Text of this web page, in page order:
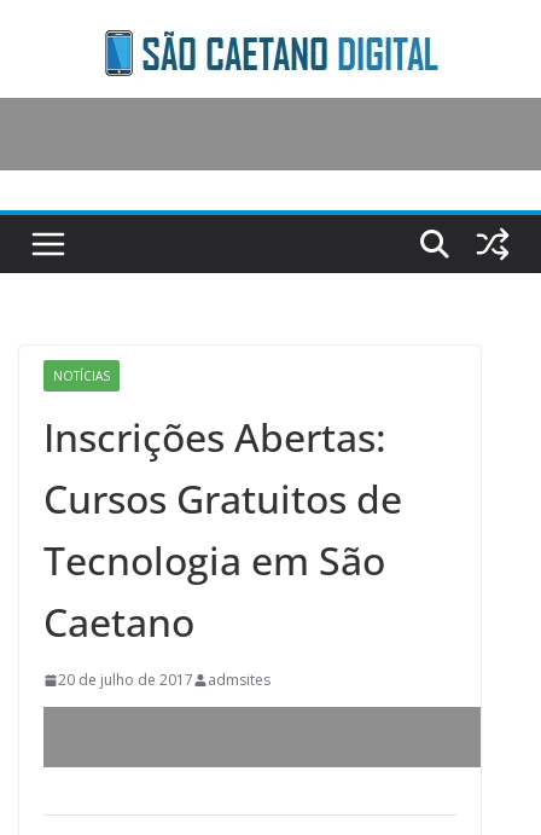
content
NOTÍCIAS
Inscrições Abertas:
Cursos Gratuitos de
Tecnologia em São
Caetano
20 de julho de 2017 admsites